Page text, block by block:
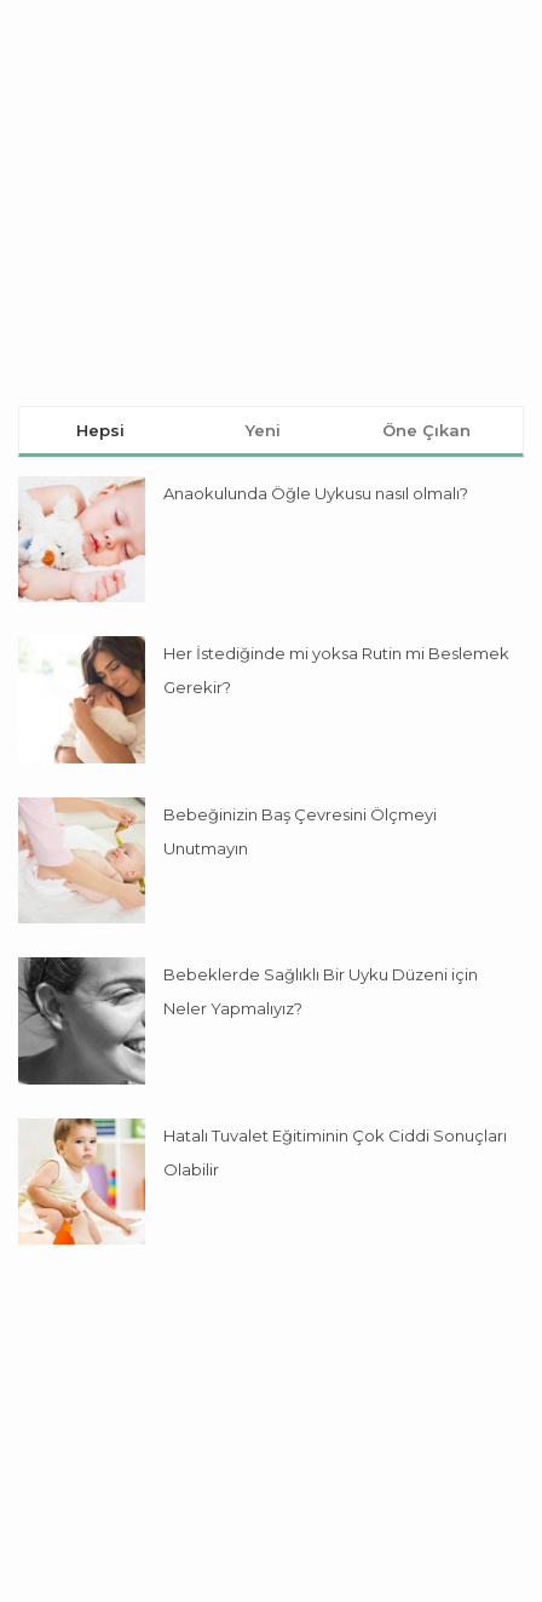
Hepsi Yeni Öne Çıkan
Anaokulunda Öğle Uykusu nasıl olmalı?
Her İstediğinde mi yoksa Rutin mi Beslemek
Gerekir?
Bebeğinizin Baş Çevresini Ölçmeyi
Unutmayın
Bebeklerde Sağlıklı Bir Uyku Düzeni için
Neler Yapmalıyız?
Hatalı Tuvalet Eğitiminin Çok Ciddi Sonuçları
Olabilir